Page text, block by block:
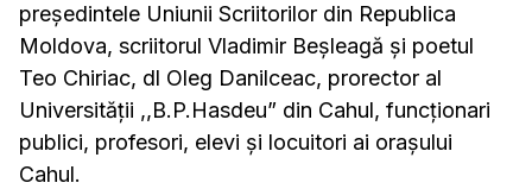
președintele Uniunii Scriitorilor din Republica
Moldova, scriitorul Vladimir Beșleagă și poetul
Teo Chiriac, dl Oleg Danilceac, prorector al
Universității ,,B.P.Hasdeu” din Cahul, funcționari
publici, profesori, elevi și locuitori ai orașului
Cahul.